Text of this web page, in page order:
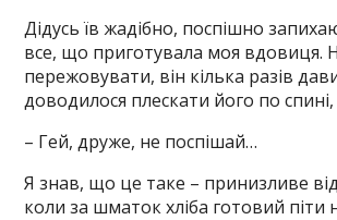
Дідусь їв жадібно, поспішно
все, що приготувала моя вдовиця.
пережовувати, він кілька разів
доводилося плескати його по
– Гей, друже, не поспішай…
Я знав, що це таке – принизливе
коли за шматок хліба готовий піти